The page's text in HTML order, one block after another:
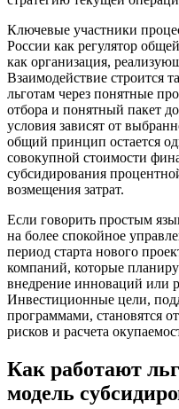
Ключевые участники
России как регулятор
как организация,
Взаимодействие строится
льготам через понятные
отбора и понятный пакет
условия зависят от
общий принцип остается
совокупной стоимости
субсидирования
возмещения затрат.
Если говорить простым
на более спокойное
период старта нового
компаний, которые
внедрение инноваций или
Инвестиционные цели,
программами, становятся
рисков и расчета
Как работают
модель